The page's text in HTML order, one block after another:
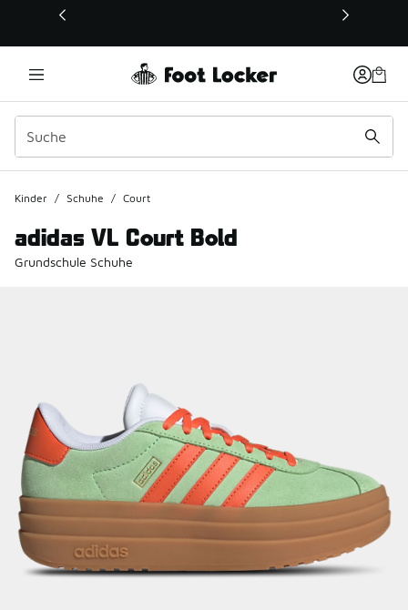
Dieser Link öffnet sich in einem neuen Fenster
Kinder / Schuhe / Court
adidas VL Court Bold
Grundschule Schuhe